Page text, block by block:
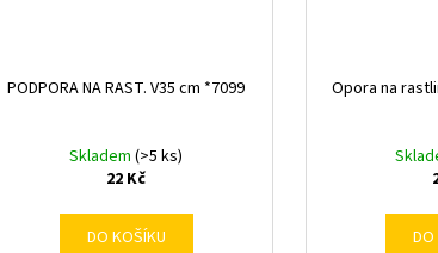
PODPORA NA RAST. V35 cm *7099
Skladem(>5 ks)
22 Kč
DO KOŠÍKU
Opora na
DO